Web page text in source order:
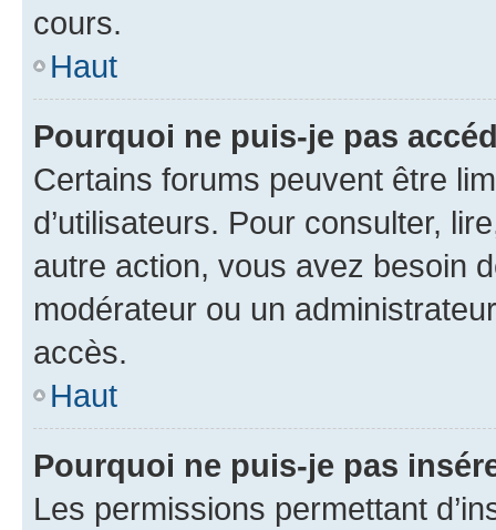
cours.
Haut
Pourquoi ne puis-je pas
Certains forums peuvent être
d’utilisateurs. Pour consulter,
autre action, vous avez besoin
modérateur ou un
accès.
Haut
Pourquoi ne puis-je pas
Les permissions permettant